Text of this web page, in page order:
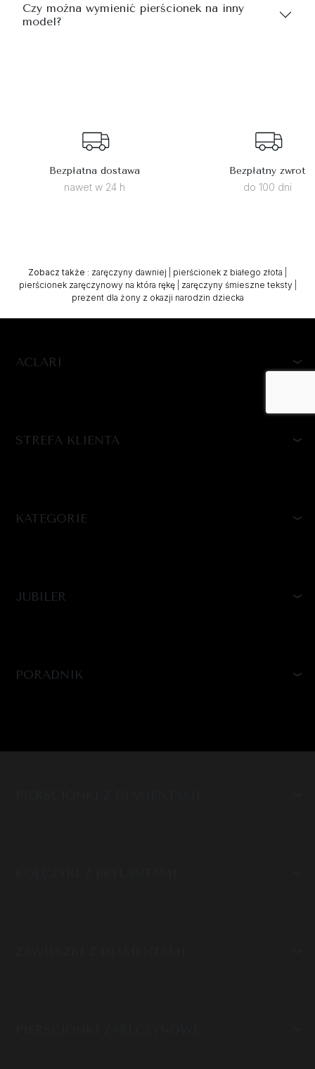
Czy można wymienić pierścionek na inny
model?
Bezpłatna dostawa
nawet w 24 h
Bezpłatny zwrot
do 100 dni
Zobacz także : zaręczyny dawniej pierścionek z białego złota
pierścionek zaręczynowy na która rękę| zaręczyny śmieszne teksty|
prezent dla żony z okazji narodzin dziecka
ACLARI
STREFA KLIENTA
KATEGORIE
JUBILER
PORADNIK